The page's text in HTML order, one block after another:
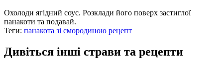
Охолоди ягідний соус. Розклади його поверх застиглої
панакоти та подавай.
Теги: панакота зі смородиною рецепт
Дивіться інші страви та рецепти